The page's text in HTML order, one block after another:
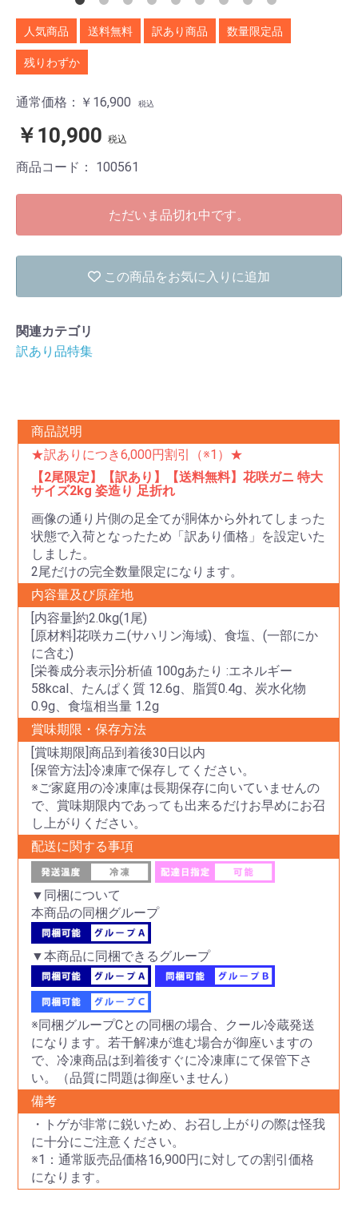
人気商品 送料無料 訳あり商品 数量限定品
残りわずか
通常価格：￥16,900 税込
￥10,900 税込
商品コード： 100561
ただいま品切れ中です。
この商品をお気に入りに追加
関連カテゴリ
訳あり品特集
商品説明
★訳ありにつき6,000円割引（※1）★
【2尾限定】【訳あり】【送料無料】花咲ガニ 特大
サイズ2kg 姿造り 足折れ
画像の通り片側の足全てが胴体から外れてしまった
状態で入荷となったため「訳あり価格」を設定いた
しました。
2尾だけの完全数量限定になります。
内容量及び原産地
[内容量]約2.0kg(1尾)
[原材料]花咲カニ(サハリン海域)、食塩、(一部にか
に含む)
[栄養成分表示]分析値 100gあたり :エネルギー
58kcal、たんぱく質 12.6g、脂質0.4g、炭水化物
0.9g、食塩相当量 1.2g
賞味期限・保存方法
[賞味期限]商品到着後30日以内
[保管方法]冷凍庫で保存してください。
※ご家庭用の冷凍庫は長期保存に向いていませんの
で、賞味期限内であっても出来るだけお早めにお召
し上がりください。
配送に関する事項
▼同梱について
本商品の同梱グループ
▼本商品に同梱できるグループ
※同梱グループCとの同梱の場合、クール冷蔵発送
になります。若干解凍が進む場合が御座いますの
で、冷凍商品は到着後すぐに冷凍庫にて保管下さ
い。（品質に問題は御座いません）
備考
・トゲが非常に鋭いため、お召し上がりの際は怪我
に十分にご注意ください。
※1：通常販売品価格16,900円に対しての割引価格
になります。